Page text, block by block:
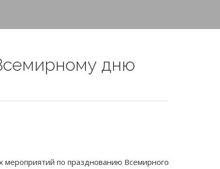
дню
мероприятий по празднованию Всемирного